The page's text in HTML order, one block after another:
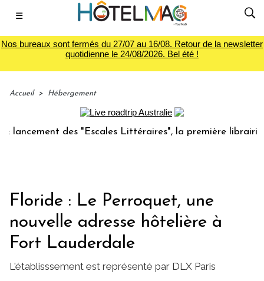
☰
Nos bureaux sont fermés du 27/07 au 16/08. Retour de la newsletter
quotidienne le 24/08/2026. Bel été !
Accueil > Hébergement
des "Escales Littéraires", la première librairie du
Floride : Le Perroquet, une
nouvelle adresse hôtelière à
Fort Lauderdale
L'établisssement est représenté par DLX Paris